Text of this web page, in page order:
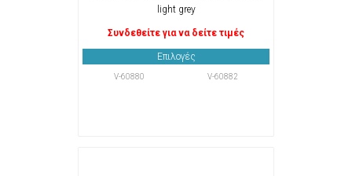
light grey
Συνδεθείτε για να δείτε τιμές
Επιλογές
V-60880 V-60882